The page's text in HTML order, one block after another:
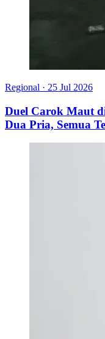
Regional · 25 Jul 2026
Duel Carok Maut
Dua Pria, Semua